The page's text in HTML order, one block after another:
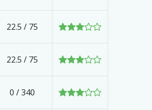
22.5 / 75
22.5 / 75
0 / 340